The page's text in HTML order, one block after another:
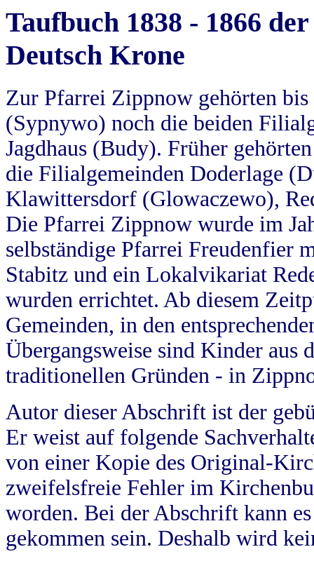
Taufbuch 1838 - 1866
Deutsch Krone
Zur Pfarrei Zippnow gehörten
(Sypnywo) noch die beiden
Jagdhaus (Budy). Früher
die Filialgemeinden Doderlage
Klawittersdorf (Glowaczewo),
Die Pfarrei Zippnow wurde im
selbständige Pfarrei Freudenfier
Stabitz und ein Lokalvikariat
wurden errichtet. Ab diesem
Gemeinden, in den
Übergangsweise sind Kinder aus
traditionellen Gründen - in
Autor dieser Abschrift ist der
Er weist auf folgende
von einer Kopie des Original-
zweifelsfreie Fehler im
worden. Bei der Abschrift kann
gekommen sein. Deshalb wird